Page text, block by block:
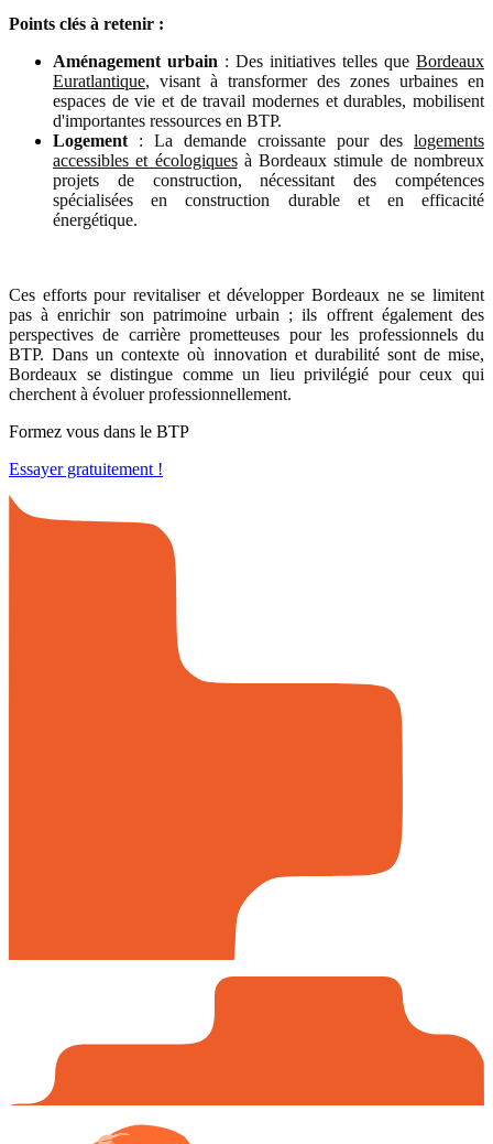
Points clés à retenir :
Aménagement urbain : Des initiatives telles que Bordeaux
Euratlantique, visant à transformer des zones urbaines en
espaces de vie et de travail modernes et durables, mobilisent
d'importantes ressources en BTP.
Logement : La demande croissante pour des logements
accessibles et écologiquesà Bordeaux stimule de nombreux
projets de construction, nécessitant des compétences
spécialisées en construction durable et en efficacité
énergétique.
Ces efforts pour revitaliser et développer Bordeaux ne se limitent
pas à enrichir son patrimoine urbain ; ils offrent également des
perspectives de carrière prometteuses pour les professionnels du
BTP. Dans un contexte où innovation et durabilité sont de mise,
Bordeaux se distingue comme un lieu privilégié pour ceux qui
cherchent à évoluer professionnellement.
Formez vous dans le BTP
Essayer gratuitement !